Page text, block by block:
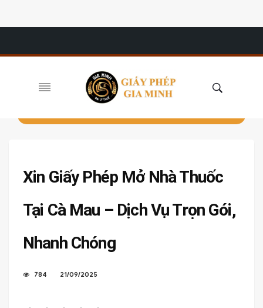
Xin Giấy Phép Mở Nhà Thuốc
Tại Cà Mau – Dịch Vụ Trọn Gói,
Nhanh Chóng
784 21/09/2025